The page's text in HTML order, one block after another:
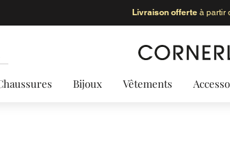
Livraison offerteà partir
Bijoux Vêtements